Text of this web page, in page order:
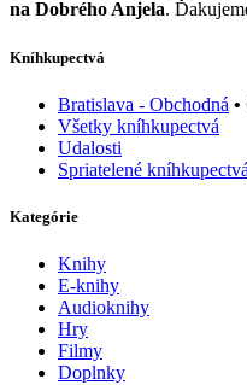
na Dobrého Anjela.
Kníhkupectvá
Bratislava - Obchodná •
Všetky kníhkupectvá
Udalosti
Spriatelené kníhkupectvá
Kategórie
Knihy
E-knihy
Audioknihy
Hry
Filmy
Doplnky